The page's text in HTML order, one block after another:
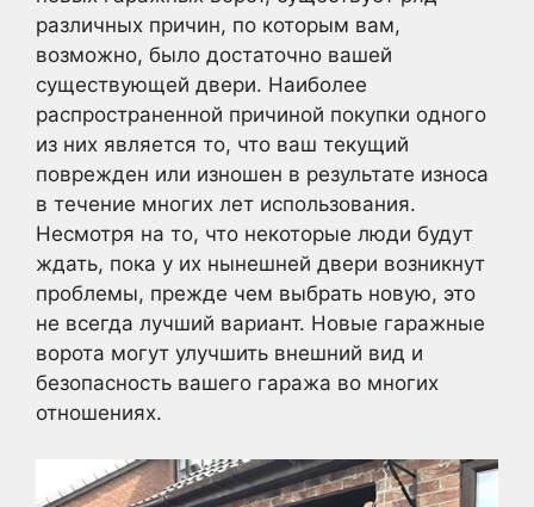
различных причин, по которым вам,
возможно, было достаточно вашей
существующей двери. Наиболее
распространенной причиной покупки одного
из них является то, что ваш текущий
поврежден или изношен в результате износа
в течение многих лет использования.
Несмотря на то, что некоторые люди будут
ждать, пока у их нынешней двери возникнут
проблемы, прежде чем выбрать новую, это
не всегда лучший вариант. Новые гаражные
ворота могут улучшить внешний вид и
безопасность вашего гаража во многих
отношениях.